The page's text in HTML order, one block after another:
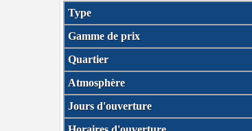
Type
Gamme de prix
Quartier
Atmosphère
Jours d'ouverture